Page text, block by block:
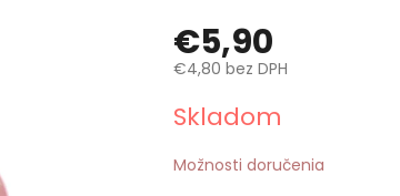
€5,90
€4,80 bez DPH
cena:
Skladom
Možnosti doručenia